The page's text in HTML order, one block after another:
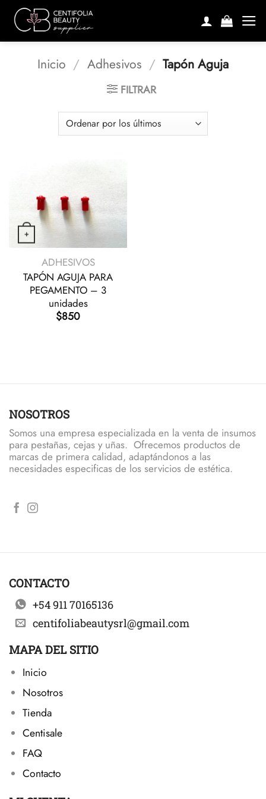
Saltar
contenido
Inicio / Adhesivos / Tapón Aguja
FILTRAR
+
VISTA RÁPIDA
ADHESIVOS
TAPÓN AGUJA PARA
PEGAMENTO – 3
unidades
$850
NOSOTROS
Somos una empresa especializada en la venta de insumos
para pestañas, cejas y uñas. Ofrecemos productos de
marcas de primera calidad, adaptándonos a las
necesidades especificas de los servicios de estética.
CONTACTO
+54 911 70165136
centifoliabeautysrl@gmail.com
MAPA DEL SITIO
Inicio
Nosotros
Tienda
Centisale
FAQ
Contacto